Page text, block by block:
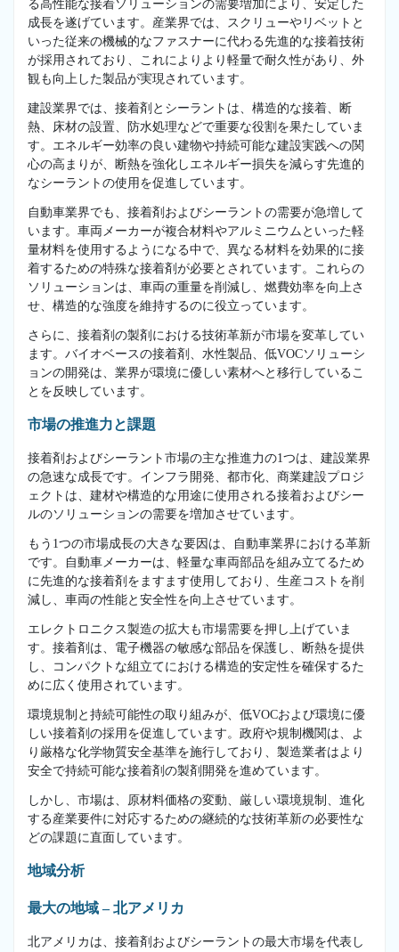
る高性能な接着ソリューションの需要増加により、安定した
成長を遂げています。産業界では、スクリューやリベットと
いった従来の機械的なファスナーに代わる先進的な接着技術
が採用されており、これによりより軽量で耐久性があり、外
観も向上した製品が実現されています。
建設業界では、接着剤とシーラントは、構造的な接着、断
熱、床材の設置、防水処理などで重要な役割を果たしていま
す。エネルギー効率の良い建物や持続可能な建設実践への関
心の高まりが、断熱を強化しエネルギー損失を減らす先進的
なシーラントの使用を促進しています。
自動車業界でも、接着剤およびシーラントの需要が急増して
います。車両メーカーが複合材料やアルミニウムといった軽
量材料を使用するようになる中で、異なる材料を効果的に接
着するための特殊な接着剤が必要とされています。これらの
ソリューションは、車両の重量を削減し、燃費効率を向上さ
せ、構造的な強度を維持するのに役立っています。
さらに、接着剤の製剤における技術革新が市場を変革してい
ます。バイオベースの接着剤、水性製品、低VOCソリューシ
ョンの開発は、業界が環境に優しい素材へと移行しているこ
とを反映しています。
市場の推進力と課題
接着剤およびシーラント市場の主な推進力の1つは、建設業界
の急速な成長です。インフラ開発、都市化、商業建設プロジ
ェクトは、建材や構造的な用途に使用される接着およびシー
ルのソリューションの需要を増加させています。
もう1つの市場成長の大きな要因は、自動車業界における革新
です。自動車メーカーは、軽量な車両部品を組み立てるため
に先進的な接着剤をますます使用しており、生産コストを削
減し、車両の性能と安全性を向上させています。
エレクトロニクス製造の拡大も市場需要を押し上げていま
す。接着剤は、電子機器の敏感な部品を保護し、断熱を提供
し、コンパクトな組立てにおける構造的安定性を確保するた
めに広く使用されています。
環境規制と持続可能性の取り組みが、低VOCおよび環境に優
しい接着剤の採用を促進しています。政府や規制機関は、よ
り厳格な化学物質安全基準を施行しており、製造業者はより
安全で持続可能な接着剤の製剤開発を進めています。
しかし、市場は、原材料価格の変動、厳しい環境規制、進化
する産業要件に対応するための継続的な技術革新の必要性な
どの課題に直面しています。
地域分析
最大の地域 – 北アメリカ
北アメリカは、接着剤およびシーラントの最大市場を代表し